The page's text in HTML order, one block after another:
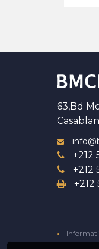
63,Bd
+212
+212
+212